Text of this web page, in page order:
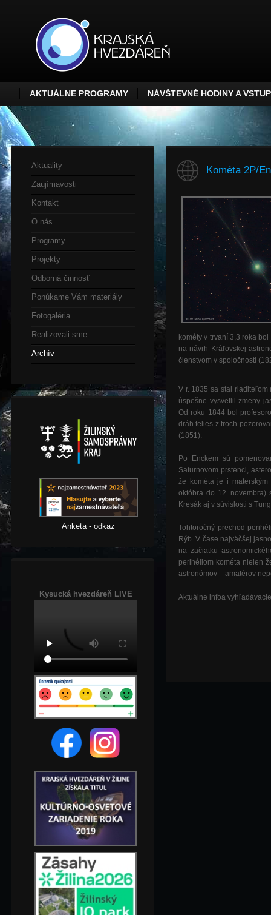
AKTUÁLNE PROGRAMY NÁVŠTEVNÉ HODINY A
Aktuality
Zaujímavosti
Kontakt
O nás
Programy
Projekty
Odborná činnosť
Ponúkame Vám materiály
Fotogaléria
Realizovali sme
Archív
Anketa - odkaz
Kysucká hvezdáreň LIVE
Kométa 2P/
kométy v trvaní 3,3 roka
na návrh Kráľovskej
členstvom v spoločnosti
V r. 1835 sa stal
úspešne vysvetlil zmeny
Od roku 1844 bol
dráh telies z troch
(1851).
Po Enckem sú
Saturnovom prstenci,
že kométa je i materským
októbra do 12. novembra)
Kresák aj v súvislosti s
Tohtoročný prechod
Rýb. V čase najväčšej
na začiatku
perihéliom kométa nielen
astronómov – amatérov
Aktuálne infoa